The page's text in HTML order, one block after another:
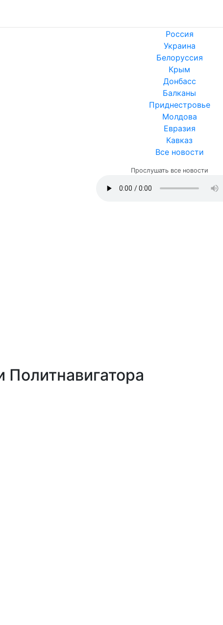
Россия
Украина
Белоруссия
Крым
Донбасс
Балканы
Приднестровье
Молдова
Евразия
Кавказ
Все новости
Прослушать все новости
Политнавигатора